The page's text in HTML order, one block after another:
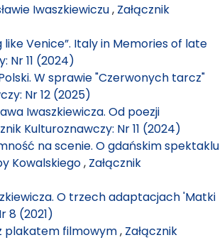
Iwaszkiewiczu, Załącznik
like Venice”. Italy in Memories of late
Nr 11 (2024)
W sprawie "Czerwonych tarcz"
Nr 12 (2025)
Iwaszkiewicza. Od poezji
Kulturoznawczy: Nr 11 (2024)
na scenie. O gdańskim spektaklu
Kowalskiego, Załącznik
O trzech adaptacjach 'Matki
8 (2021)
plakatem filmowym, Załącznik